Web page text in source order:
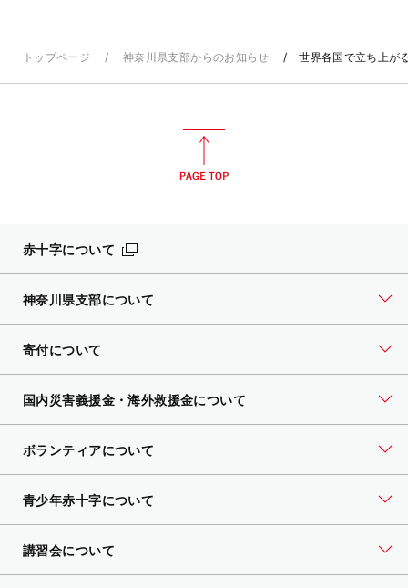
トップページ 神奈川県支部からのお知らせ 世界各国で立ち上が
赤十字について
神奈川県支部について
寄付について
国内災害義援金・海外救援金について
ボランティアについて
青少年赤十字について
講習会について